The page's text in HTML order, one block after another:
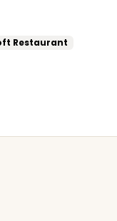
Restaurant